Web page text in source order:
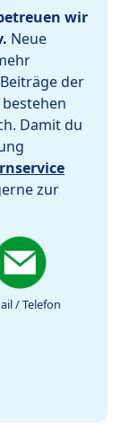
wir
Neue
der
Damit du
zur
/ Telefon